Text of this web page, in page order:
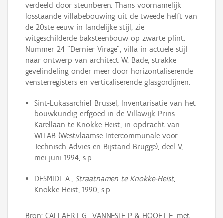
verdeeld door steunberen. Thans voornamelijk
losstaande villabebouwing uit de tweede helft van
de 20ste eeuw in landelijke stijl, zie
witgeschilderde baksteenbouw op zwarte plint.
Nummer 24 "Dernier Virage", villa in actuele stijl
naar ontwerp van architect W. Bade, strakke
gevelindeling onder meer door horizontaliserende
vensterregisters en verticaliserende glasgordijnen.
Sint-Lukasarchief Brussel, Inventarisatie van het
bouwkundig erfgoed in de Villawijk Prins
Karellaan te Knokke-Heist, in opdracht van
WITAB (Westvlaamse Intercommunale voor
Technisch Advies en Bijstand Brugge), deel V,
mei-juni 1994, s.p.
DESMIDT A., Straatnamen te Knokke-Heist,
Knokke-Heist, 1990, s.p.
Bron: CALLAERT G., VANNESTE P. & HOOFT E. met